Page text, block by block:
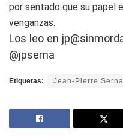
por sentado que su papel
venganzas.
Los leo en
@jpserna
Etiquetas: Jean-Pierre Serna